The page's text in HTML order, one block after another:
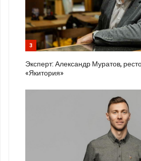
3
Эксперт: Александр Муратов,
«Якитория»